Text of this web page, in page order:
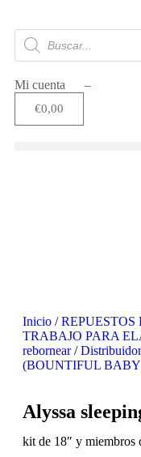
Mi cuenta –
€0,00
Inicio /
TRABAJO PARA
rebornear/Distribuidor
(BOUNTIFUL
Alyssa
kit de 18″ y miembros